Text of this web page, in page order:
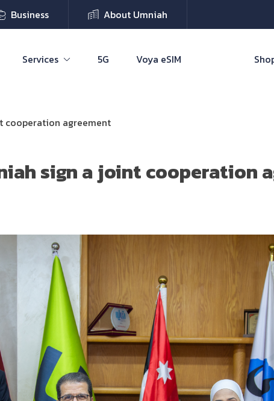
Business About Umniah
Services 5G Voya eSIM
cooperation agreement
sign a joint cooperation